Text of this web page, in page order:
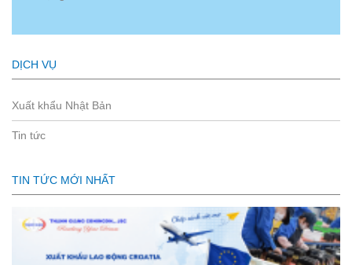
DỊCH VỤ
Xuất khẩu Nhật Bản
Tin tức
TIN TỨC MỚI NHẤT